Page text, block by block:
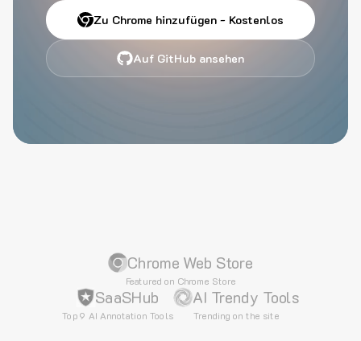
Zu Chrome hinzufügen - Kostenlos
Auf GitHub ansehen
Chrome Web Store
Featured on Chrome Store
SaaSHub
Top 9 AI Annotation Tools
AI Trendy Tools
Trending on the site